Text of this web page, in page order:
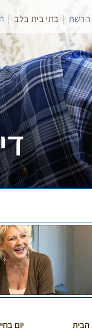
הרשת בתי בית בלב
הבית יום בחיי